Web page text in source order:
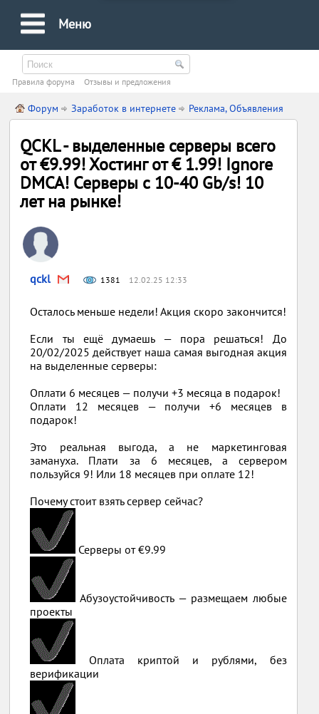
Меню
Правила форума Oтзывы и предложения
Форум Заработок в интернете Реклама, Объявления
QCKL - выделенные серверы всего
от €9.99! Хостинг от € 1.99! Ignore
DMCA! Серверы с 10-40 Gb/s! 10
лет на рынке!
qckl 1381 12.02.25 12:33
Осталось меньше недели! Акция скоро закончится!
Если ты ещё думаешь — пора решаться! До
20/02/2025 действует наша самая выгодная акция
на выделенные серверы:
Оплати 6 месяцев — получи +3 месяца в подарок!
Оплати 12 месяцев — получи +6 месяцев в
подарок!
Это реальная выгода, а не маркетинговая
замануха. Плати за 6 месяцев, а сервером
пользуйся 9! Или 18 месяцев при оплате 12!
Почему стоит взять сервер сейчас?
Серверы от €9.99
Абузоустойчивость — размещаем любые
проекты
Оплата криптой и рублями, без
верификации